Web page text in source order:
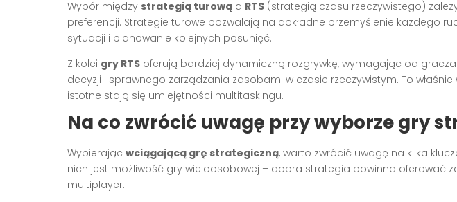
Wybór między strategią turową a RTS (strategią czasu rzeczywistego)
preferencji. Strategie turowe pozwalają na dokładne przemyślenie każdego
sytuacji i planowanie kolejnych posunięć.
Z kolei gry RTS oferują bardziej dynamiczną rozgrywkę, wymagając od
decyzji i sprawnego zarządzania zasobami w czasie rzeczywistym. To
istotne stają się umiejętności multitaskingu.
Na co zwrócić uwagę przy wyborze gry
Wybierając wciągającą grę strategiczną, warto zwrócić uwagę na kilka
nich jest możliwość gry wieloosobowej – dobra strategia powinna oferować
multiplayer.